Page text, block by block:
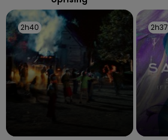
2h40
2h40 2h37
2h37